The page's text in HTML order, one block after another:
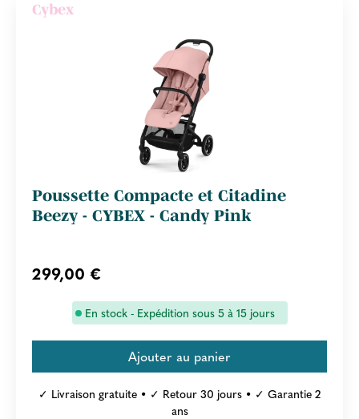
Cybex
Poussette Compacte et Citadine
Beezy - CYBEX - Candy Pink
299,00 €
En stock - Expédition sous 5 à 15 jours
✓ Livraison gratuite • ✓ Retour 30 jours • ✓ Garantie 2
ans